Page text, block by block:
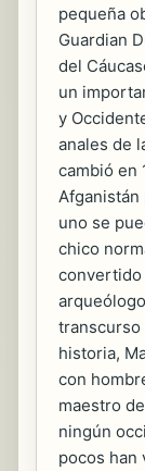
pequeña
Guardian
del
un
y
anales de
cambió en
Afganistán
uno se
chico
convertido
historia,
con
maestro
ningún
pocos han